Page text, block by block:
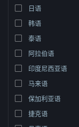
更改语言
获取 Steam 手机应用
查看桌面版网站
日语
韩语
泰语
阿拉伯语
印度尼西亚语
马来语
保加利亚语
捷克语
0 个匹配的搜索结果。 根